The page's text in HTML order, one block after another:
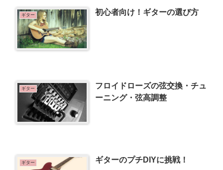
ギター 初心者向け！ギターの選び方
ギター
フロイドローズの弦交換・チュ
ーニング・弦高調整
ギター ギターのプチDIYに挑戦！